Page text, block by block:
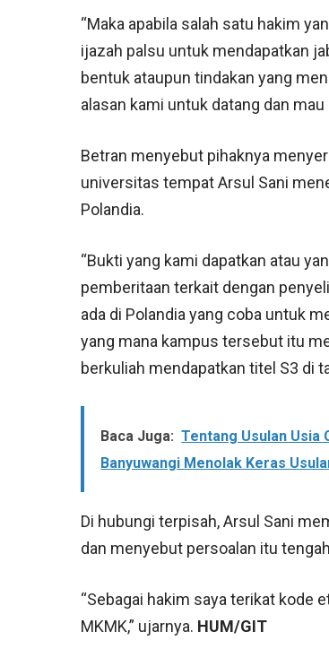
“Maka apabila salah satu hakim
ijazah palsu untuk mendapatkan
bentuk ataupun tindakan yang
alasan kami untuk datang dan
Betran menyebut pihaknya
universitas tempat Arsul Sani
Polandia.
“Bukti yang kami dapatkan atau
pemberitaan terkait dengan
ada di Polandia yang coba untuk
yang mana kampus tersebut itu
berkuliah mendapatkan titel S3 di
Baca Juga: Tentang Usulan Usia
Banyuwangi Menolak Keras
Di hubungi terpisah, Arsul Sani
dan menyebut persoalan itu
“Sebagai hakim saya terikat kode
MKMK,” ujarnya. HUM/GIT